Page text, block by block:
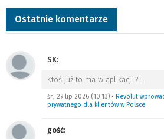
Ostatnie komentarze
SK:
Ktoś już to ma w aplikacji ? …
śr., 29 lip 2026 (10:13) • Revolut
prywatnego dla klientów w Polsce
gość: